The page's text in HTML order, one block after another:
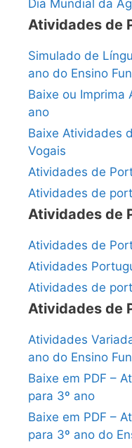
Dia Mundial da
Atividades de
Simulado de
ano do Ensino
Baixe ou Imprima
ano
Baixe Atividades
Vogais
Atividades de
Atividades de
Atividades de
Atividades de
Atividades
Atividades de
Atividades de
Atividades
ano do Ensino
Baixe em PDF –
para 3º ano
Baixe em PDF –
para 3º ano do